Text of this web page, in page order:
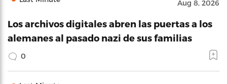
Aug 8, 2026
Los archivos digitales abren las puertas a los
alemanes al pasado nazi de sus familias
0